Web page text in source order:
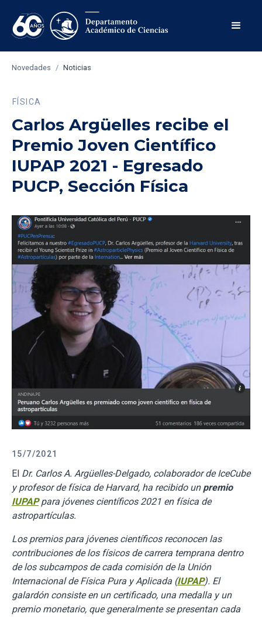
Novedades / Noticias
FÍSICA
Carlos Argüelles recibe el
Premio Joven Científico
IUPAP 2021 - Egresado
PUCP, Sección Física
15/7/2021
El Dr. Carlos A. Argüelles-Delgado, colaborador de IceCube
y profesor de física de Harvard, ha recibido un premio
IUPAP para jóvenes científicos 2021 en física de
astropartículas.
Los premios para jóvenes científicos reconocen las
contribuciones de los físicos de carrera temprana dentro
de los subcampos de cada comisión de la Unión
Internacional de Física Pura y Aplicada (IUPAP). El
galardón consiste en un certificado, una medalla y un
premio monetario, que generalmente se presentan cada